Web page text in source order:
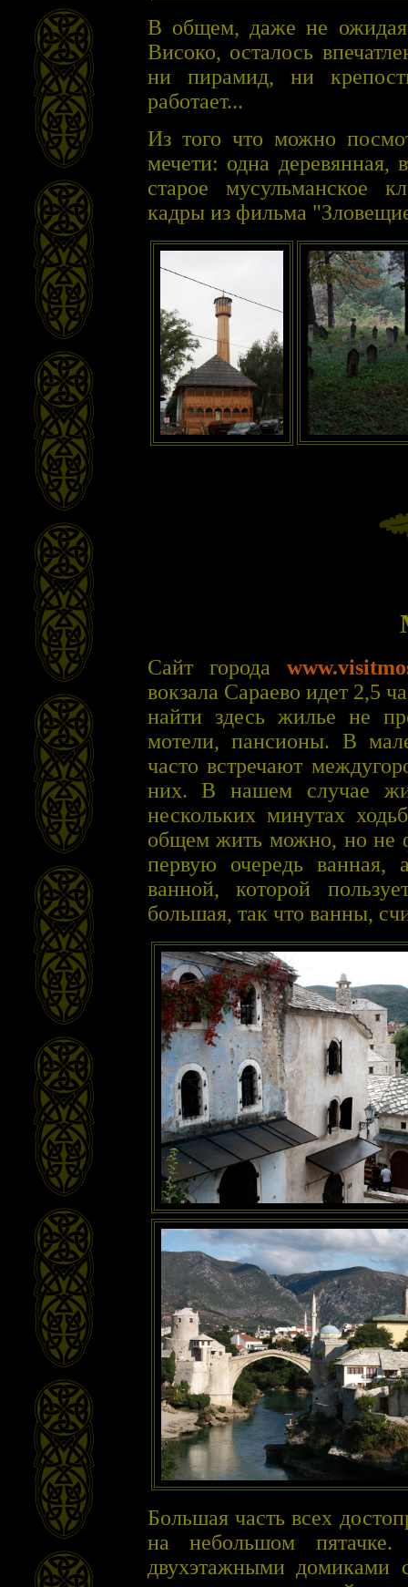
В общем, даже не ожидая
Високо, осталось
ни пирамид, ни
работает...
Из того что можно
мечети: одна деревянная,
старое мусульманское
кадры из фильма
Сайт города
вокзала Сараево идет 2,5
найти здесь жилье не
мотели, пансионы. В
часто встречают
них. В нашем случае
нескольких минутах
общем жить можно, но не
первую очередь ванная,
ванной, которой
большая, так что ванны,
Большая часть всех
на небольшом
двухэтажными